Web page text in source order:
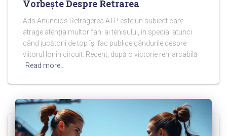
Vorbește Despre Retrarea
Ads Anúncios Retragerea ATP este un subiect care
atrage atenția multor fani ai tenisului, în special atunci
când jucătorii de top își fac publice gândurile despre
viitorul lor în circuit. Recent, după o victorie remarcabilă
Read more…